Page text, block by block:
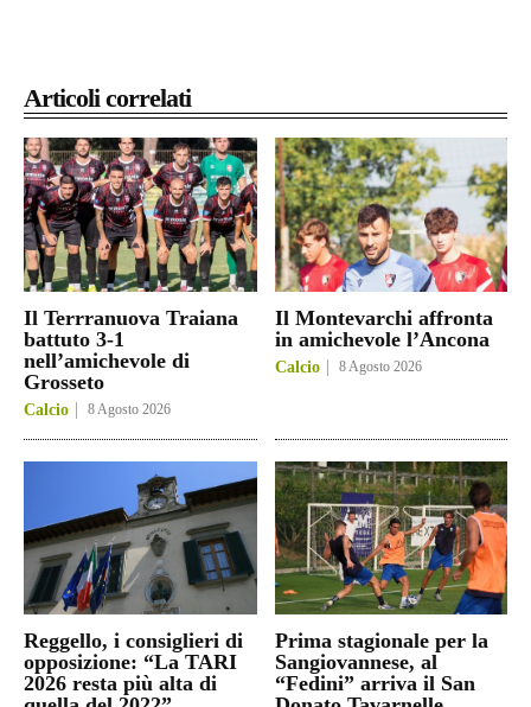
Articoli correlati
Il Terrranuova Traiana
battuto 3-1
nell’amichevole di
Grosseto
Calcio 8 Agosto 2026
Il Montevarchi affronta
in amichevole l’Ancona
Calcio 8 Agosto 2026
Reggello, i consiglieri di
opposizione: “La TARI
2026 resta più alta di
Prima stagionale per la
Sangiovannese, al
“Fedini” arriva il San